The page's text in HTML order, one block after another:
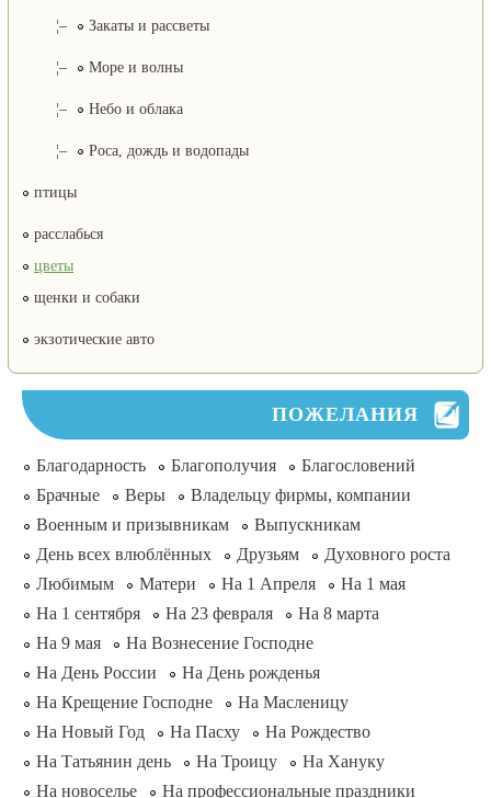
¦– Закаты и рассветы
¦– Море и волны
¦– Небо и облака
¦– Роса, дождь и водопады
птицы
расслабься
цветы
щенки и собаки
экзотические авто
ПОЖЕЛАНИЯ
Благодарность Благополучия
Благословений
Брачные
Веры
Владельцу фирмы, компании
Военным и призывникам
Выпускникам
День всех влюблённых
Друзьям
Духовного роста
Любимым
Матери На 1 Апреля
На 1 мая
На 1 сентября
На 23 февраля
На 8 марта
На 9 мая
На Вознесение Господне
На День России
На День рожденья
На Крещение Господне
На Масленицу
На Новый Год
На Пасху
На Рождество
На Татьянин день
На Троицу
На Хануку
На новоселье
На профессиональные праздники